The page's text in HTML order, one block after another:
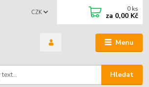
Menu
CZK
Hledat
0 ks
za 0,00 Kč